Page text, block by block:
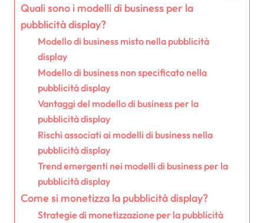
Quali sono i modelli di business per la
pubblicità display?
Modello di business misto nella pubblicità
display
Modello di business non specificato nella
pubblicità display
Vantaggi del modello di business per la
pubblicità display
Rischi associati ai modelli di business nella
pubblicità display
Trend emergenti nei modelli di business per la
pubblicità display
Come si monetizza la pubblicità display?
Strategie di monetizzazione per la pubblicità